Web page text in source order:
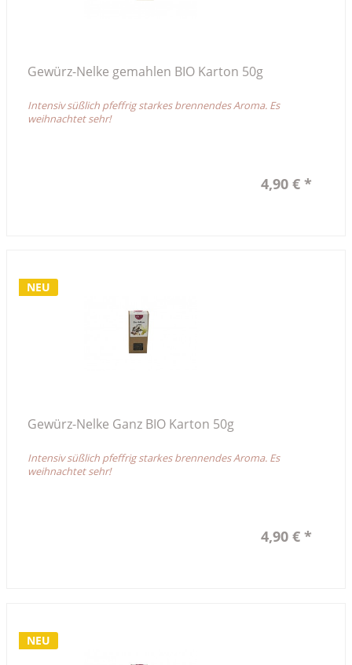
Gewürz-Nelke gemahlen BIO Karton 50g
Intensiv süßlich pfeffrig starkes brennendes Aroma. Es
weihnachtet sehr!
4,90 € *
NEU
Gewürz-Nelke Ganz BIO Karton 50g
Intensiv süßlich pfeffrig starkes brennendes Aroma. Es
weihnachtet sehr!
4,90 € *
NEU